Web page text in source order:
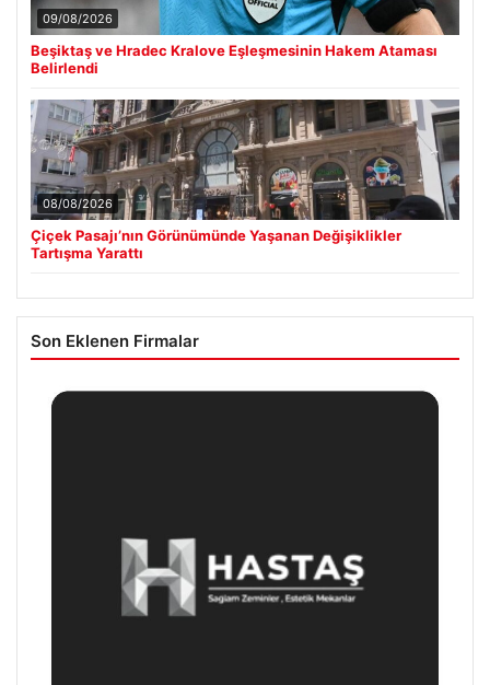
09/08/2026
Beşiktaş ve Hradec Kralove Eşleşmesinin Hakem Ataması
Belirlendi
08/08/2026
Çiçek Pasajı’nın Görünümünde Yaşanan Değişiklikler
Tartışma Yarattı
Son Eklenen Firmalar